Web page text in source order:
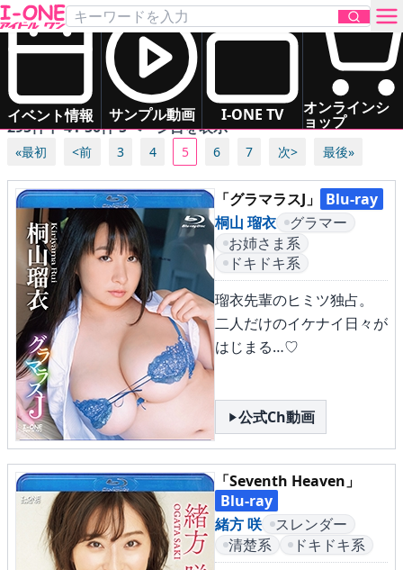
イベント情報 サンプル動画 I-ONE TV オンラインシ
ョップ
お問い合わせ
TOP
DVD
Blu-ray
サンプル動画
イベント情報
アイドル一覧
メニュー
発売中
新作
ブルーレイ一覧
新作 次回作 発売年月日
295件中 41-50件 5ページ目を表示
«最初 <前 3 4 5 6 7 次> 最後»
「グラマラスJ」
Blu-ray
桐山 瑠衣
グラマー
お姉さま系
ドキドキ系
瑠衣先輩のヒミツ独占。
二人だけのイケナイ日々が
はじまる…♡
公式Ch動画
「Seventh Heaven」
Blu-ray
緒方 咲
スレンダー
清楚系
ドキドキ系